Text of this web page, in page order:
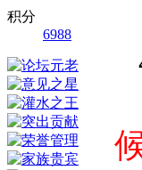
积分
6988